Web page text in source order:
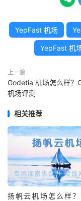
YepFast 机场
YepFast 机
上一篇
Godetia 机场怎么样？
机场评测
相关推荐
扬帆云机场怎么样？